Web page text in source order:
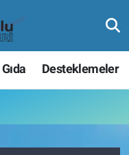
Gıda Desteklemeler